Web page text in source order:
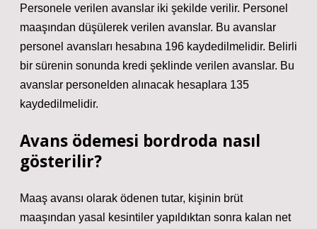
Personele verilen avanslar iki şekilde verilir. Personel
maaşından düşülerek verilen avanslar. Bu avanslar
personel avansları hesabına 196 kaydedilmelidir. Belirli
bir sürenin sonunda kredi şeklinde verilen avanslar. Bu
avanslar personelden alınacak hesaplara 135
kaydedilmelidir.
Avans ödemesi bordroda nasıl
gösterilir?
Maaş avansı olarak ödenen tutar, kişinin brüt
maaşından yasal kesintiler yapıldıktan sonra kalan net